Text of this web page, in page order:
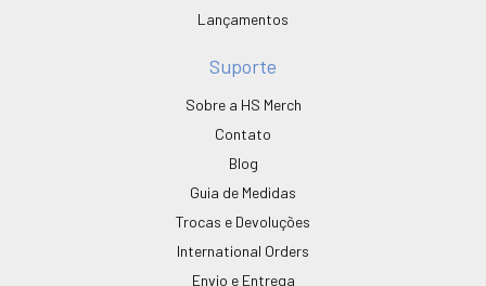
Lançamentos
Suporte
Sobre a HS Merch
Contato
Blog
Guia de Medidas
Trocas e Devoluções
International Orders
Envio e Entrega